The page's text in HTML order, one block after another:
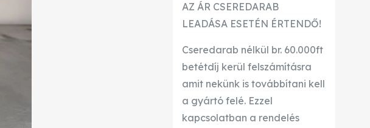
AZ ÁR CSEREDARAB
LEADÁSA ESETÉN ÉRTENDŐ!
Cseredarab nélkül br. 60.000ft
betétdíj kerül felszámításra
amit nekünk is továbbítani kell
a gyártó felé. Ezzel
kapcsolatban a rendelés